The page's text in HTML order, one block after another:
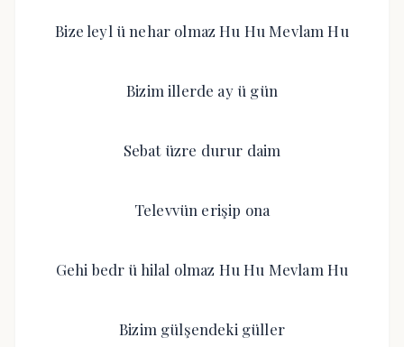
Bize leyl ü nehar olmaz Hu Hu Mevlam Hu
Bizim illerde ay ü gün
Sebat üzre durur daim
Televvün erişip ona
Gehi bedr ü hilal olmaz Hu Hu Mevlam Hu
Bizim gülşendeki güller